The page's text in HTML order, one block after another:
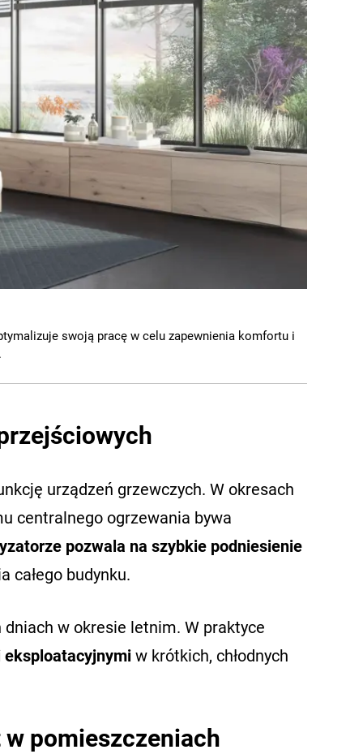
swoją pracę w celu zapewnienia komfortu i
urządzeń grzewczych. W okresach
centralnego ogrzewania bywa
pozwala na szybkie podniesienie
całego budynku.
w okresie letnim. W praktyce
w krótkich, chłodnych
pomieszczeniach